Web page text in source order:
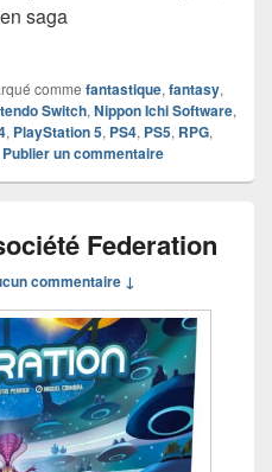
saga
Jeu Vidéo GrimGrimoire
comme fantastique, fantasy,
Switch, Nippon Ichi Software,
, PlayStation 5, PS4, PS5, RPG,
Publier un commentaire
Federation
commentaire ↓